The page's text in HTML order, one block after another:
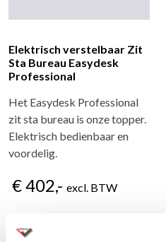
Elektrisch verstelbaar Zit
Sta Bureau Easydesk
Professional
Het Easydesk Professional
zit sta bureau is onze topper.
Elektrisch bedienbaar en
voordelig.
€ 402,- excl. BTW